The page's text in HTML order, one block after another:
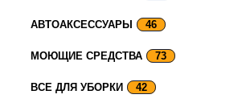
АВТОАКСЕССУАРЫ 46
МОЮЩИЕ СРЕДСТВА 73
ВСЕ ДЛЯ УБОРКИ 42